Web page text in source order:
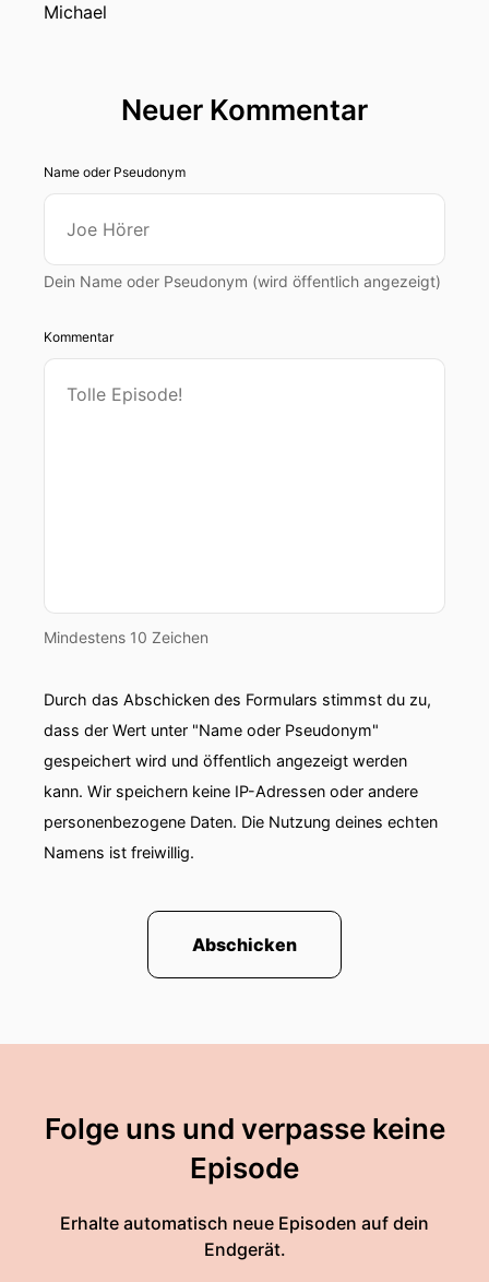
Michael
Neuer Kommentar
Name oder Pseudonym
Dein Name oder Pseudonym (wird öffentlich angezeigt)
Kommentar
Mindestens 10 Zeichen
Durch das Abschicken des Formulars stimmst du zu,
dass der Wert unter "Name oder Pseudonym"
gespeichert wird und öffentlich angezeigt werden
kann. Wir speichern keine IP-Adressen oder andere
personenbezogene Daten. Die Nutzung deines echten
Namens ist freiwillig.
Abschicken
Folge uns und verpasse keine
Episode
Erhalte automatisch neue Episoden auf dein
Endgerät.